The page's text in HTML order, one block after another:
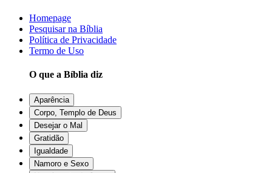
Homepage
Pesquisar na Bíblia
Política de Privacidade
Termo de Uso
O que a Bíblia diz
Aparência
Corpo, Templo de Deus
Desejar o Mal
Gratidão
Igualdade
Namoro e Sexo